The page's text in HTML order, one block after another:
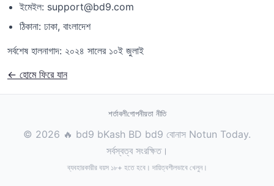
ইমেইল: support@bd9.com
ঠিকানা: ঢাকা, বাংলাদেশ
সর্বশেষ হালনাগাদ: ২০২৪ সালের ১০ই জুলাই
← হোমে ফিরে যান
শর্তাবলীগোপনীয়তা নীতি
© 2026 🔥 bd9 bKash BD bd9 বোনাস Notun Today.
সর্বস্বত্ব সংরক্ষিত।
ব্যবহারকারীর বয়স ১৮+ হতে হবে। দায়িত্বশীলভাবে খেলুন।